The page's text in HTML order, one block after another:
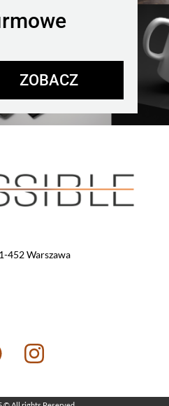
ZOBACZ
452 Warszawa